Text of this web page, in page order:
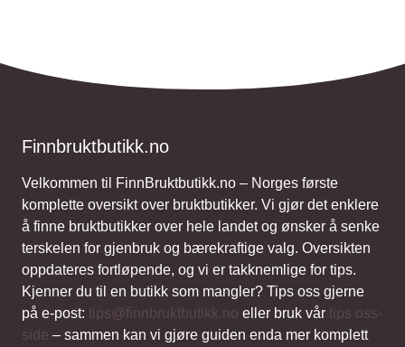
Finnbruktbutikk.no
Velkommen til FinnBruktbutikk.no – Norges første
komplette oversikt over bruktbutikker. Vi gjør det enklere
å finne bruktbutikker over hele landet og ønsker å senke
terskelen for gjenbruk og bærekraftige valg. Oversikten
oppdateres fortløpende, og vi er takknemlige for tips.
Kjenner du til en butikk som mangler? Tips oss gjerne
på e-post: tips@finnbruktbutikk.no eller bruk vår tips oss-
side – sammen kan vi gjøre guiden enda mer komplett